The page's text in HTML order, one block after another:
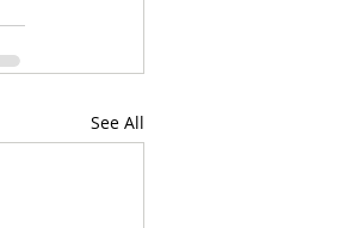
See All